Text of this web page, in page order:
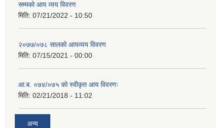
सम्मको आय व्यय विवरण
मिति: 07/21/2022 - 10:50
२०७७/०७८ सालको आयव्यय विवरण
मिति: 07/15/2021 - 00:00
आ.ब. ०७४/०७५ को स्वीकृत आय विवरणः
मिति: 02/21/2018 - 11:02
अन्य